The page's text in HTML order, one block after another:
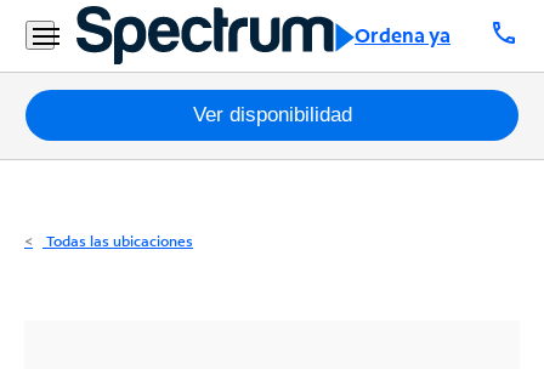
Ordena ya call
Residencial
Business
Paquetes
Internet
Ver disponibilidad
Todas las ubicaciones